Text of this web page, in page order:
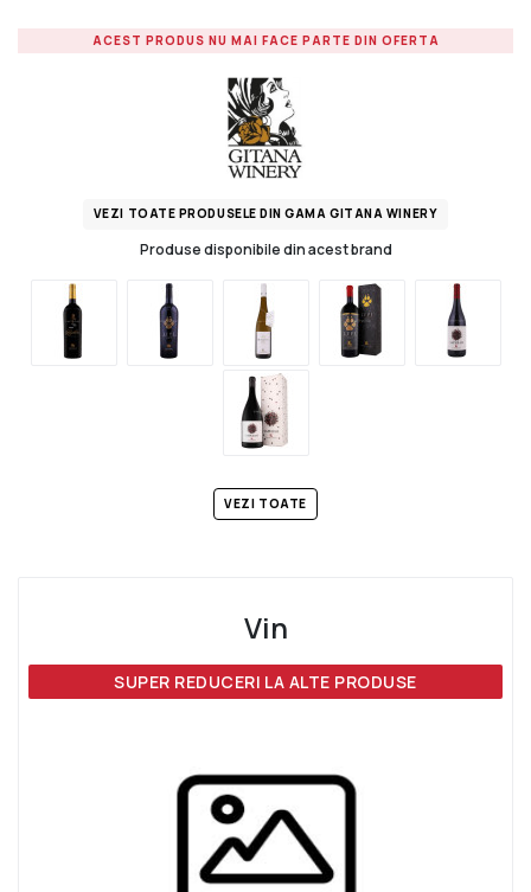
Vin
SUPER REDUCERI LA ALTE PRODUSE
ACEST PRODUS NU MAI FACE PARTE DIN OFERTA
VEZI TOATE PRODUSELE DIN GAMA GITANA WINERY
Produse disponibile din acest brand
VEZI TOATE